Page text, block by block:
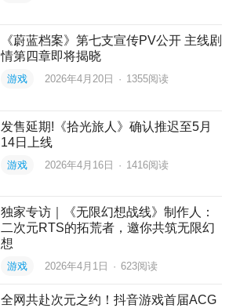
《蔚蓝档案》第七支宣传PV公开 主线剧
情第四章即将揭晓
游戏 2026年4月20日 · 1355阅读
发售延期!《拾光旅人》确认推迟至5月
14日上线
游戏 2026年4月16日 · 1416阅读
独家专访｜《无限幻想战线》制作人：
二次元RTS的拓荒者，邀你共筑无限幻
想
游戏 2026年4月1日 · 623阅读
全网共赴次元之约！抖音游戏首届ACG